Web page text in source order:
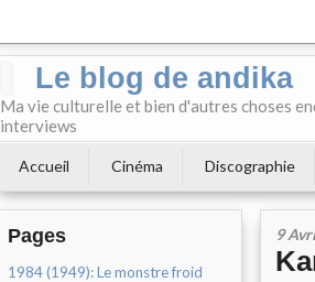
Le blog de andika
Ma vie culturelle et bien d'autres choses
interviews
Accueil Cinéma Discographie
Pages
1984 (1949): Le monstre froid
9